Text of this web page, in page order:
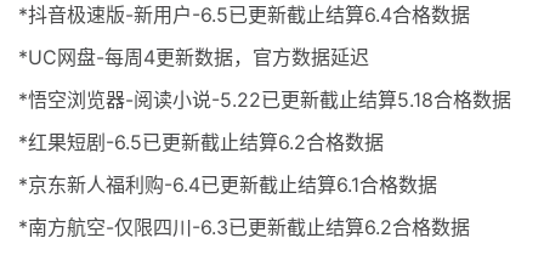
*抖音极速版-新用户-6.5已更新截止结算6.4合格数据
*UC网盘-每周4更新数据，官方数据延迟
*悟空浏览器-阅读小说-5.22已更新截止结算5.18合格数据
*红果短剧-6.5已更新截止结算6.2合格数据
*京东新人福利购-6.4已更新截止结算6.1合格数据
*南方航空-仅限四川-6.3已更新截止结算6.2合格数据